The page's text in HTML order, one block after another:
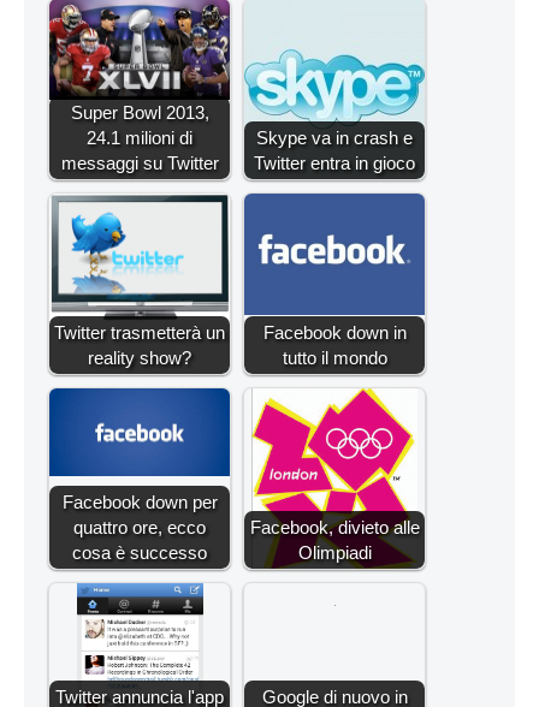
Super Bowl 2013,
24.1 milioni di
messaggi su Twitter
Skype va in crash e
Twitter entra in gioco
Twitter trasmetterà un
reality show?
Facebook down in
tutto il mondo
Facebook down per
quattro ore, ecco
cosa è successo
Facebook, divieto alle
Olimpiadi
Twitter annuncia l'app
Google di nuovo in